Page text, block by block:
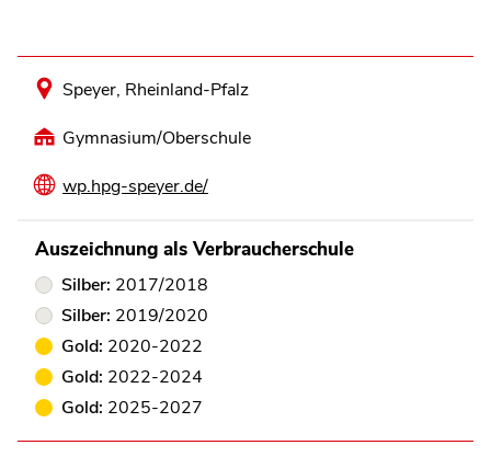
Speyer, Rheinland-Pfalz
Gymnasium/Oberschule
wp.hpg-speyer.de/
Auszeichnung als Verbraucherschule
Silber: 2017/2018
Silber: 2019/2020
Gold: 2020-2022
Gold: 2022-2024
Gold: 2025-2027